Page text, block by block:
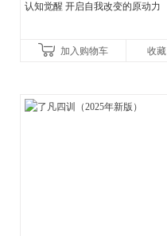
认知觉醒 开启自我改变的原动力
加入购物车 收藏